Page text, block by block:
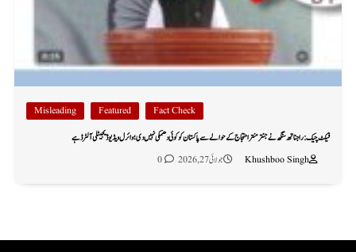
Fact Check
Featured
Misleading
فیکٹ چیک: راجناتھ سنگھ نے جنتر منتر احتجاج کے حوالے سے پاکستان کو کوئی دھمکی نہیں دی؛ وائرل ویڈیو ڈیجیٹلی آلٹرڈ ہے
Khushboo Singh
جولائی 27, 2026 0